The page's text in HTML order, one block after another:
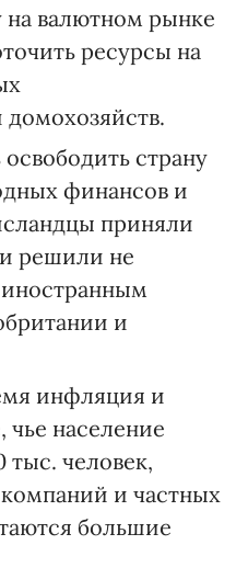
на валютном рынке
ресурсы на
страну
финансов и
приняли
решили не
иностранным
и
инфляция и
чье население
тыс. человек,
и частных
большие